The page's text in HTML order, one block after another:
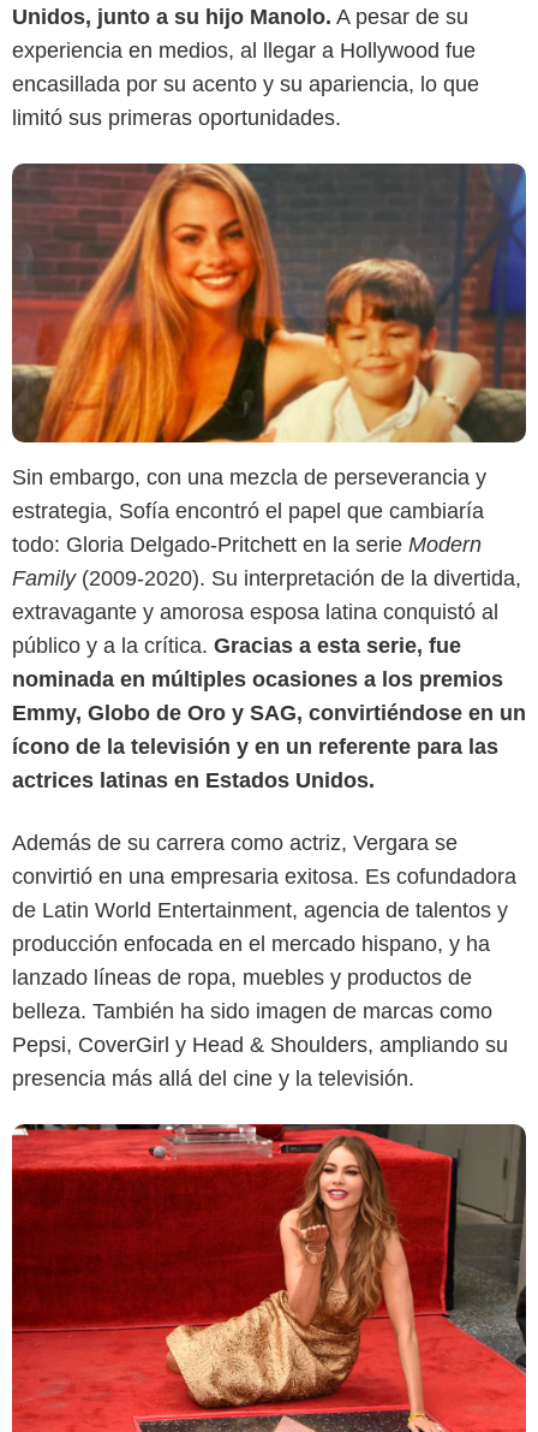
Unidos, junto a su hijo Manolo. A pesar de su
experiencia en medios, al llegar a Hollywood fue
encasillada por su acento y su apariencia, lo que
limitó sus primeras oportunidades.
Sin embargo, con una mezcla de perseverancia y
estrategia, Sofía encontró el papel que cambiaría
todo: Gloria Delgado-Pritchett en la serie Modern
Family(2009-2020). Su interpretación de la divertida,
extravagante y amorosa esposa latina conquistó al
público y a la crítica. Gracias a esta serie, fue
nominada en múltiples ocasiones a los premios
Emmy, Globo de Oro y SAG, convirtiéndose en un
ícono de la televisión y en un referente para las
actrices latinas en Estados Unidos.
Además de su carrera como actriz, Vergara se
convirtió en una empresaria exitosa. Es cofundadora
de Latin World Entertainment, agencia de talentos y
producción enfocada en el mercado hispano, y ha
lanzado líneas de ropa, muebles y productos de
belleza. También ha sido imagen de marcas como
Pepsi, CoverGirl y Head & Shoulders, ampliando su
presencia más allá del cine y la televisión.
Google